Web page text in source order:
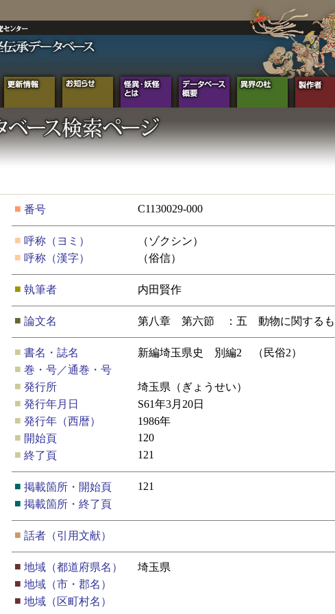
■ 番号 C1130029-000
■ 呼称（ヨミ）
（ゾクシン）
■ 呼称（漢字） （俗信）
■ 執筆者 内田賢作
■ 論文名 第八章 第六節 ：五 動物に関する
■ 書名・誌名
新編埼玉県史 別編2 （民俗2）
■ 巻・号／通巻・号
■ 発行所
埼玉県（ぎょうせい）
■ 発行年月日
S61年3月20日
■ 発行年（西暦）
1986年
■ 開始頁
120
■ 終了頁 121
■ 掲載箇所・開始頁
121
■ 掲載箇所・終了頁
■ 話者（引用文献）
■ 地域（都道府県名）
埼玉県
■ 地域（市・郡名）
■ 地域（区町村名）